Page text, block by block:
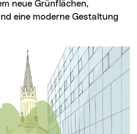
neue Grünflächen,
eine moderne Gestaltung